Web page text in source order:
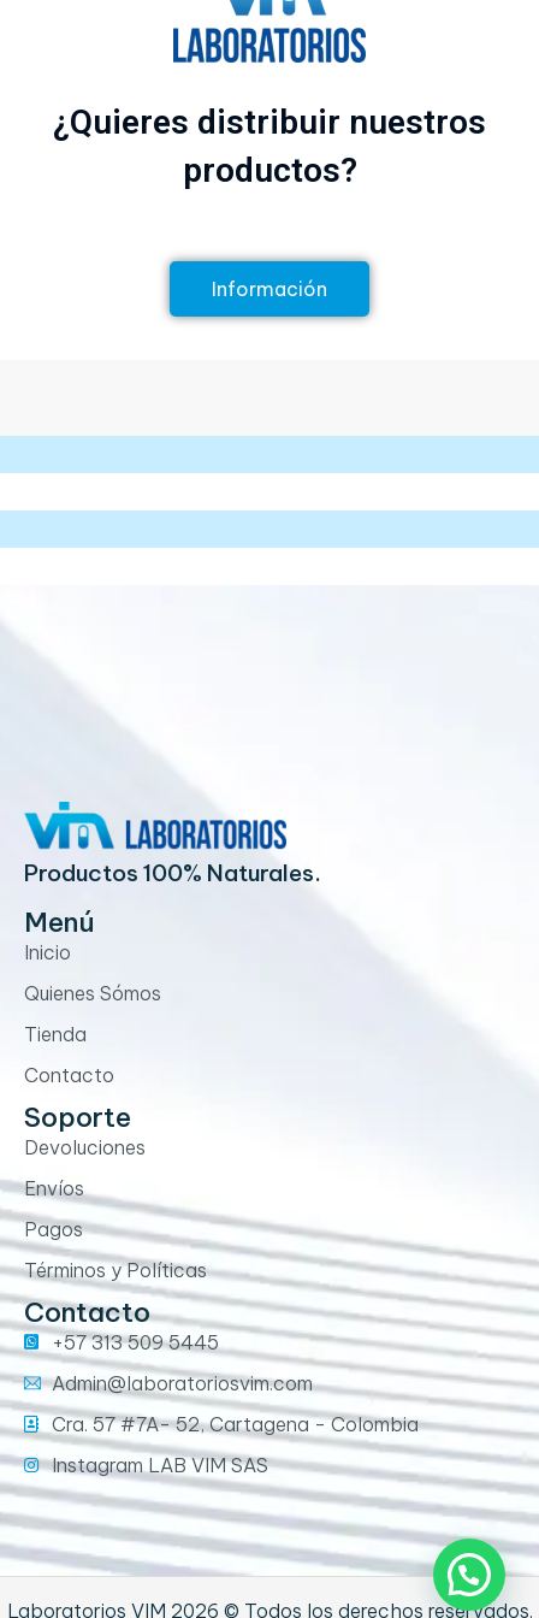
¿Quieres distribuir nuestros
productos?
Información
Productos 100% Naturales.
Menú
Inicio
Quienes Sómos
Tienda
Contacto
Soporte
Devoluciones
Envíos
Pagos
Términos y Políticas
Contacto
+57 313 509 5445
Admin@laboratoriosvim.com
Cra. 57 #7A- 52, Cartagena - Colombia
Instagram LAB VIM SAS
Laboratorios VIM 2026 © Todos los derechos reservados.